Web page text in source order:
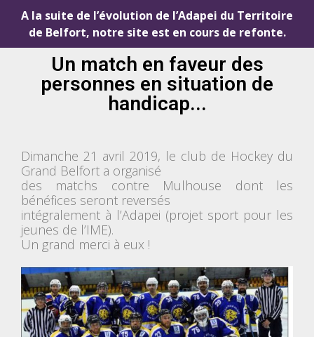
A la suite de l’évolution de l’Adapei du Territoire
de Belfort, notre site est en cours de refonte.
Un match en faveur des
personnes en situation de
handicap...
Dimanche 21 avril 2019, le club de Hockey du
Grand Belfort a organisé
des matchs contre Mulhouse dont les
bénéfices seront reversés
intégralement à l’Adapei (projet sport pour les
jeunes de l’IME).
Un grand merci à eux !